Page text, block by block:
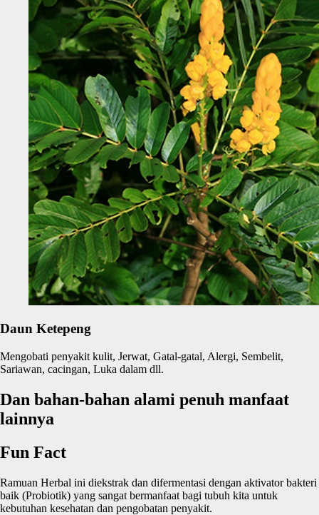
Daun Ketepeng
Mengobati penyakit kulit, Jerwat, Gatal-gatal, Alergi, Sembelit,
Sariawan, cacingan, Luka dalam dll.
Dan bahan-bahan alami penuh manfaat
lainnya
Fun Fact
Ramuan Herbal ini diekstrak dan difermentasi dengan aktivator bakteri
baik (Probiotik) yang sangat bermanfaat bagi tubuh kita untuk
kebutuhan kesehatan dan pengobatan penyakit.